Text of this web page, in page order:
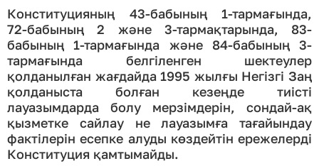
Конституцияның 43-бабының 1-тармағында,
72-бабының 2 және 3-тармақтарында, 83-
бабының 1-тармағында және 84-бабының 3-
тармағында белгіленген шектеулер
қолданылған жағдайда 1995 жылғы Негізгі Заң
қолданыста болған кезеңде тиісті
лауазымдарда болу мерзімдерін, сондай-ақ
қызметке сайлау не лауазымға тағайындау
фактілерін есепке алуды көздейтін ережелерді
Конституция қамтымайды.